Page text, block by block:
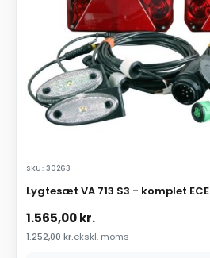
SKU: 30263
Lygtesæt VA 713 S3 - komplet ECE
1.565,00kr.
1.252,00 kr.ekskl. moms